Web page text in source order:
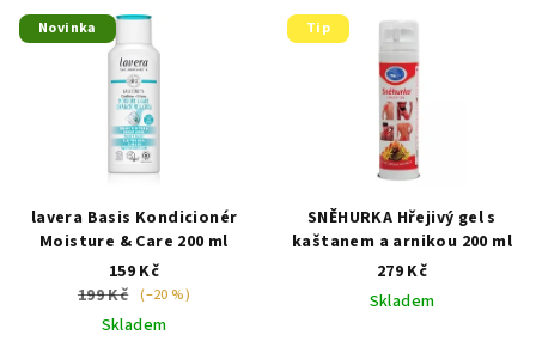
Novinka
lavera Basis Kondicionér
Moisture & Care 200 ml
159 Kč
199 Kč (–20 %)
Skladem
Tip
SNĚHURKA Hřejivý gel s
kaštanem a arnikou 200 ml
279 Kč
Skladem